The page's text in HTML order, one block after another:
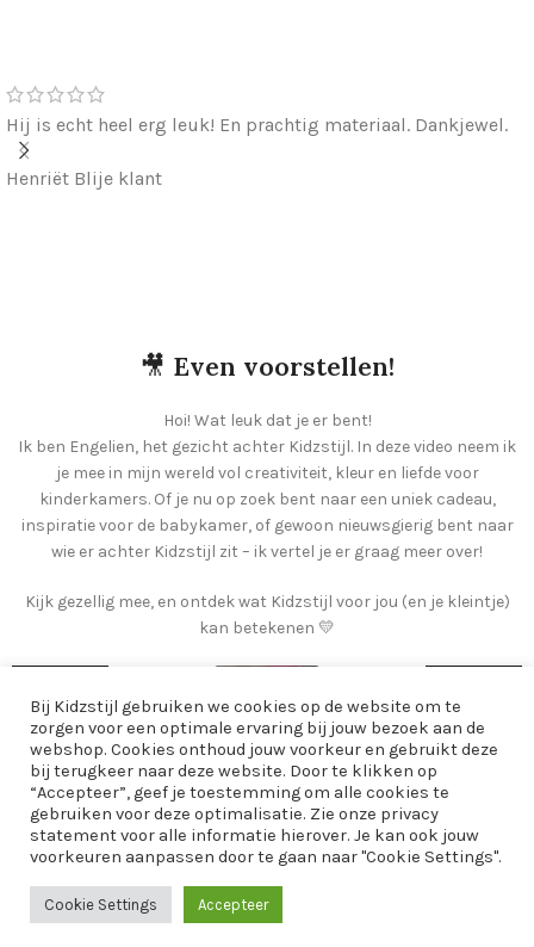
Hij is echt heel erg leuk! En prachtig materiaal. Dankjewel.
Henriët Blije klant
🎥 Even voorstellen!
Hoi! Wat leuk dat je er bent!
Ik ben Engelien, het gezicht achter Kidzstijl. In deze video neem ik
je mee in mijn wereld vol creativiteit, kleur en liefde voor
kinderkamers. Of je nu op zoek bent naar een uniek cadeau,
inspiratie voor de babykamer, of gewoon nieuwsgierig bent naar
wie er achter Kidzstijl zit – ik vertel je er graag meer over!
Kijk gezellig mee, en ontdek wat Kidzstijl voor jou (en je kleintje)
kan betekenen 💛
AANBOD
Bij Kidzstijl gebruiken we cookies op de website om te
zorgen voor een optimale ervaring bij jouw bezoek aan de
webshop. Cookies onthoud jouw voorkeur en gebruikt deze
bij terugkeer naar deze website. Door te klikken op
“Accepteer”, geef je toestemming om alle cookies te
gebruiken voor deze optimalisatie. Zie onze privacy
statement voor alle informatie hierover. Je kan ook jouw
voorkeuren aanpassen door te gaan naar "Cookie Settings".
Cookie Settings Accepteer